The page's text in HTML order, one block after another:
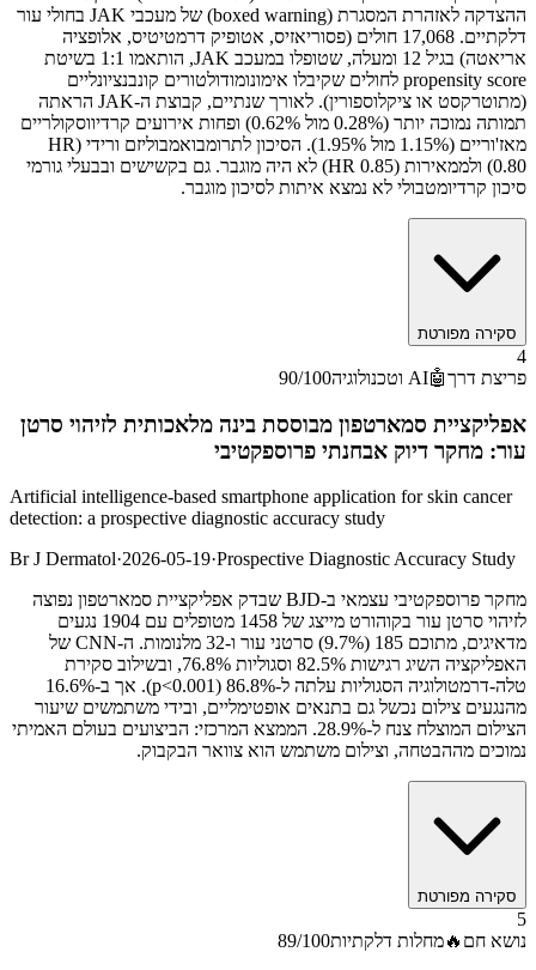
ההצדקה לאזהרת המסגרת (boxed warning) של מעכבי JAK בחולי עור
דלקתיים. 17,068 חולים (פסוריאזיס, אטופיק דרמטיטיס, אלופציה
אריאטה) בגיל 12 ומעלה, שטופלו במעכב JAK, הותאמו 1:1 בשיטת
propensity score לחולים שקיבלו אימונומודולטורים קונבנציונליים
(מתוטרקסט או ציקלוספורין). לאורך שנתיים, קבוצת ה-JAK הראתה
תמותה נמוכה יותר (0.28% מול 0.62%) ופחות אירועים קרדיווסקולריים
מאז'וריים (1.15% מול 1.95%). הסיכון לתרומבואמבוליזם ורידי (HR
0.80) ולממאירות (HR 0.85) לא היה מוגבר. גם בקשישים ובבעלי גורמי
סיכון קרדיומטבולי לא נמצא איתות לסיכון מוגבר.
סקירה מפורטת
4
פריצת דרך🤖AI וטכנולוגיה 90/100
אפליקציית סמארטפון מבוססת בינה מלאכותית לזיהוי סרטן
עור: מחקר דיוק אבחנתי פרוספקטיבי
Artificial intelligence-based smartphone application for skin cancer
detection: a prospective diagnostic accuracy study
Br J Dermatol·2026-05-19·Prospective Diagnostic Accuracy Study
מחקר פרוספקטיבי עצמאי ב-BJD שבדק אפליקציית סמארטפון נפוצה
לזיהוי סרטן עור בקוהורט מייצג של 1458 מטופלים עם 1904 נגעים
מדאיגים, מתוכם 185 (9.7%) סרטני עור ו-32 מלנומות. ה-CNN של
האפליקציה השיג רגישות 82.5% וסגוליות 76.8%, ובשילוב סקירת
טלה-דרמטולוגיה הסגוליות עלתה ל-86.8% (p<0.001). אך ב-16.6%
מהנגעים צילום נכשל גם בתנאים אופטימליים, ובידי משתמשים שיעור
הצילום המוצלח צנח ל-28.9%. הממצא המרכזי: הביצועים בעולם האמיתי
נמוכים מההבטחה, וצילום משתמש הוא צוואר הבקבוק.
סקירה מפורטת
5
נושא חם 🔥מחלות דלקתיות 89/100